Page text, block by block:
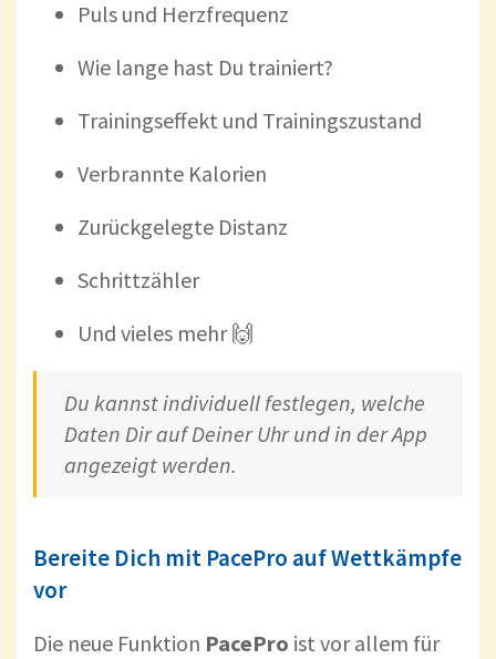
Puls und Herzfrequenz
Wie lange hast Du trainiert?
Trainingseffekt und Trainingszustand
Verbrannte Kalorien
Zurückgelegte Distanz
Schrittzähler
Und vieles mehr 🙌
Du kannst individuell festlegen, welche
Daten Dir auf Deiner Uhr und in der App
angezeigt werden.
Bereite Dich mit PacePro auf Wettkämpfe
vor
Die neue Funktion PacePro ist vor allem für